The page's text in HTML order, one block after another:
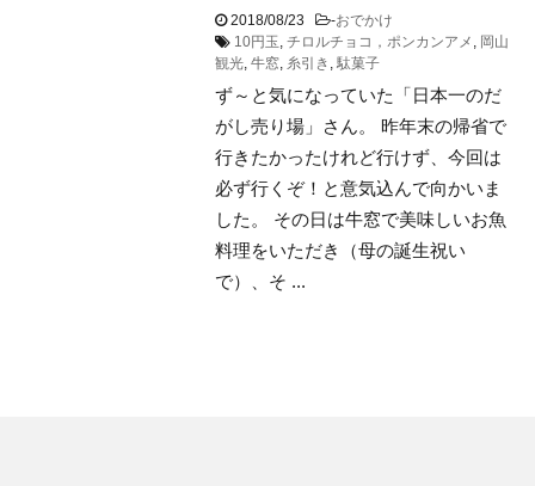
2018/08/23 -おでかけ
10円玉, チロルチョコ，ポンカンアメ , 岡山
観光, 牛窓, 糸引き , 駄菓子
ず～と気になっていた「日本一のだ
がし売り場」さん。 昨年末の帰省で
行きたかったけれど行けず、今回は
必ず行くぞ！と意気込んで向かいま
した。 その日は牛窓で美味しいお魚
料理をいただき（母の誕生祝い
で）、そ ...